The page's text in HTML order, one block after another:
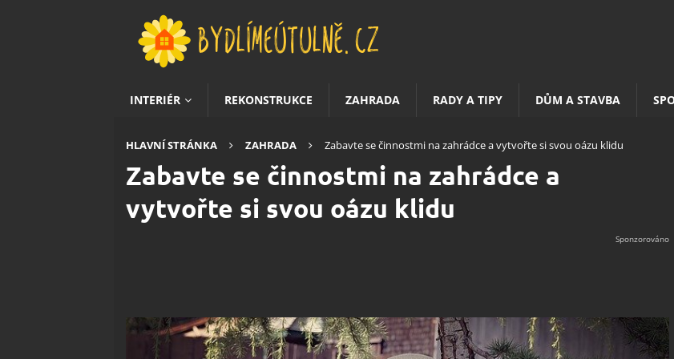
INTERIÉR REKONSTRUKCE ZAHRADA RADY A TIPY DŮM A STAVBA
HLAVNÍ STRÁNKA ZAHRADA Zabavte se činnostmi na zahrádce a vytvořte si svou oázu klidu
Zabavte se činnostmi na zahrádce a
vytvořte si svou oázu klidu